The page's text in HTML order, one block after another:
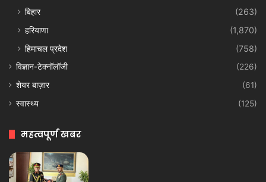
बिहार
(263)
हरियाणा
(1,870)
हिमाचल प्रदेश
(758)
विज्ञान-टेक्नॉलॉजी
(226)
शेयर बाज़ार
(61)
स्वास्थ्य
(125)
महत्वपूर्ण खबर